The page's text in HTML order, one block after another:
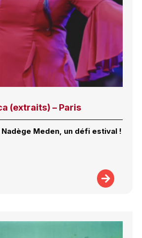
(extraits) – Paris
Meden, un défi estival !